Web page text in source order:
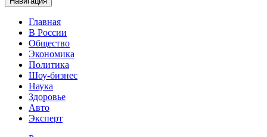
Главная
В России
Общество
Экономика
Политика
Шоу-бизнес
Наука
Здоровье
Авто
Эксперт